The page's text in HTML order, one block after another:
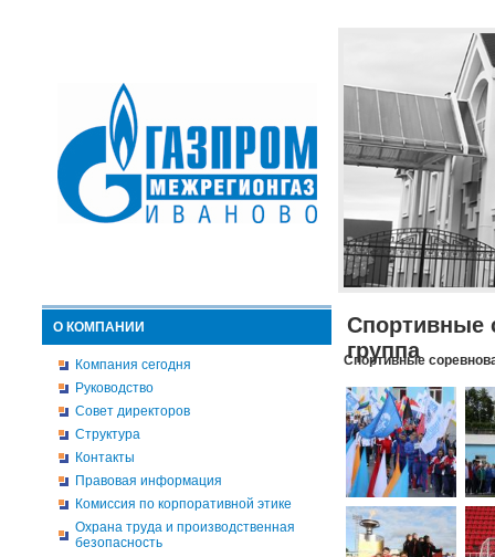
О КОМПАНИИ
Компания сегодня
Руководство
Совет директоров
Структура
Контакты
Правовая информация
Комиссия по корпоративной этике
Охрана труда и производственная
безопасность
Спортивные
группа
Спортивные